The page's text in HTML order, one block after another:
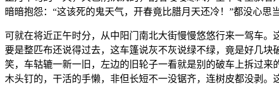
暗暗抱怨：“这该死的鬼天气，开春竟比腊月天还冷！”都没心思
可就在将近正午时分，从中阳门南北大街慢慢悠悠行来一驾车
要是整匹布还说得过去，这车篷说灰不灰说绿不绿，竟是好几
笑，车轱辘一新一旧，左边的旧轮子一看就是别的破车上拆过
木头钉的，干活的手懒，非但长短不一没锯齐，连树皮都没剥。